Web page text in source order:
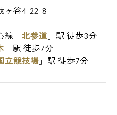
ヶ谷4-22-8
線「北参道 」駅 徒歩3分
」駅 徒歩7分
立競技場 」駅 徒歩7分